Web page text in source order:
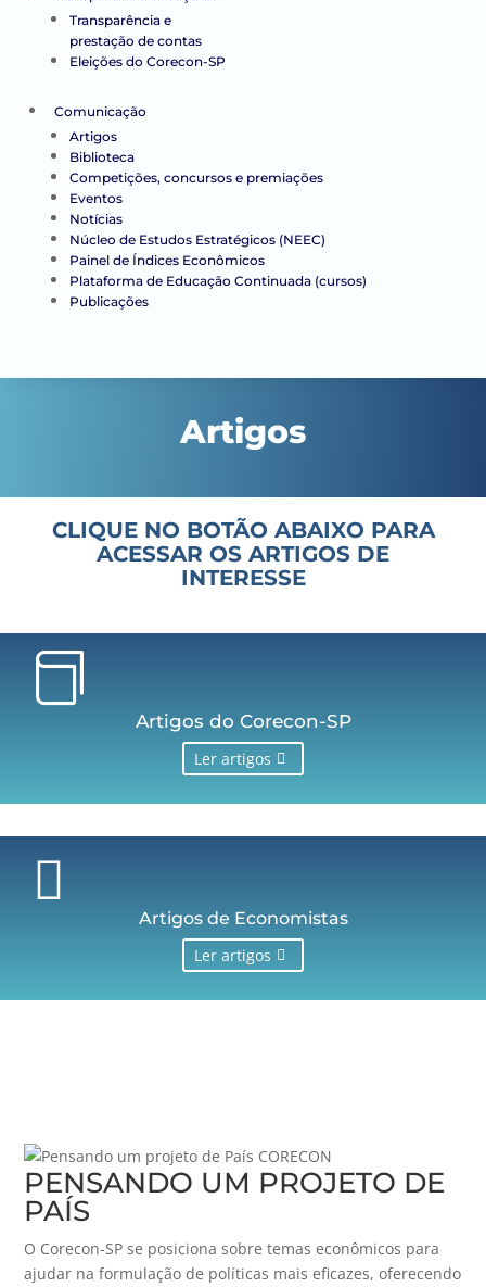
Transparência e
prestação de contas
Eleições do Corecon-SP
Comunicação
Artigos
Biblioteca
Competições, concursos e premiações
Eventos
Notícias
Núcleo de Estudos Estratégicos (NEEC)
Painel de Índices Econômicos
Plataforma de Educação Continuada (cursos)
Publicações
Artigos
CLIQUE NO BOTÃO ABAIXO PARA
ACESSAR OS ARTIGOS DE
INTERESSE

Artigos do Corecon-SP
Ler artigos

Artigos de Economistas
Ler artigos
PENSANDO UM PROJETO DE
PAÍS
O Corecon-SP se posiciona sobre temas econômicos para
ajudar na formulação de políticas mais eficazes, oferecendo